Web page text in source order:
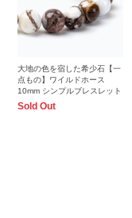
大地の色を宿した希少石【一
点もの】ワイルドホース
10mm シンプルブレスレット
Sold Out